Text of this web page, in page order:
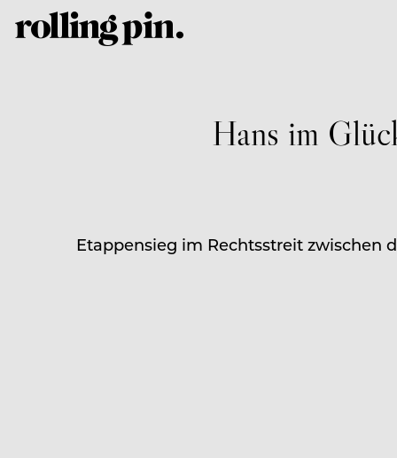
Hans im
Etappensieg im Rechtsstreit zwischen